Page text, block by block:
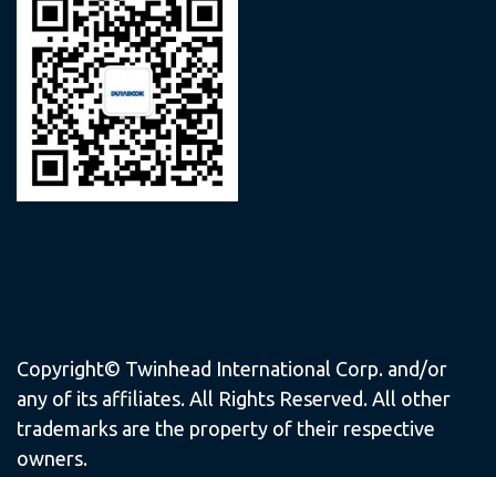
Copyright© Twinhead International Corp. and/or
any of its affiliates. All Rights Reserved. All other
trademarks are the property of their respective
owners.